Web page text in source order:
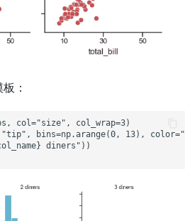
：
col="size", col_wrap=3)
bins=np.arange(0, 13),
diners"))